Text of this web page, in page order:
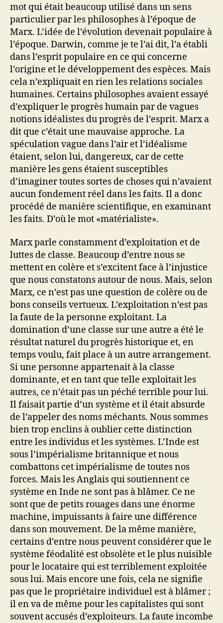
mot qui était beaucoup utilisé dans un sens
particulier par les philosophes à l’époque de
Marx. L’idée de l’évolution devenait populaire à
l’époque. Darwin, comme je te l’ai dit, l’a établi
dans l’esprit populaire en ce qui concerne
l’origine et le développement des espèces. Mais
cela n’expliquait en rien les relations sociales
humaines. Certains philosophes avaient essayé
d’expliquer le progrès humain par de vagues
notions idéalistes du progrès de l’esprit. Marx a
dit que c’était une mauvaise approche. La
spéculation vague dans l’air et l’idéalisme
étaient, selon lui, dangereux, car de cette
manière les gens étaient susceptibles
d’imaginer toutes sortes de choses qui n’avaient
aucun fondement réel dans les faits. Il a donc
procédé de manière scientifique, en examinant
les faits. D’où le mot «matérialiste».
Marx parle constamment d’exploitation et de
luttes de classe. Beaucoup d’entre nous se
mettent en colère et s’excitent face à l’injustice
que nous constatons autour de nous. Mais, selon
Marx, ce n’est pas une question de colère ou de
bons conseils vertueux. L’exploitation n’est pas
la faute de la personne exploitant. La
domination d’une classe sur une autre a été le
résultat naturel du progrès historique et, en
temps voulu, fait place à un autre arrangement.
Si une personne appartenait à la classe
dominante, et en tant que telle exploitait les
autres, ce n’était pas un péché terrible pour lui.
Il faisait partie d’un système et il était absurde
de l’appeler des noms méchants. Nous sommes
bien trop enclins à oublier cette distinction
entre les individus et les systèmes. L’Inde est
sous l’impérialisme britannique et nous
combattons cet impérialisme de toutes nos
forces. Mais les Anglais qui soutiennent ce
système en Inde ne sont pas à blâmer. Ce ne
sont que de petits rouages ​​dans une énorme
machine, impuissants à faire une différence
dans son mouvement. De la même manière,
certains d’entre nous peuvent considérer que le
système féodalité est obsolète et le plus nuisible
pour le locataire qui est terriblement exploitée
sous lui. Mais encore une fois, cela ne signifie
pas que le propriétaire individuel est à blâmer ;
il en va de même pour les capitalistes qui sont
souvent accusés d’exploiteurs. La faute incombe